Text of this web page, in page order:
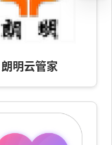
朗明云管家